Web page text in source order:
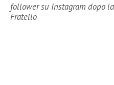
follower su Instagram dopo
Fratello